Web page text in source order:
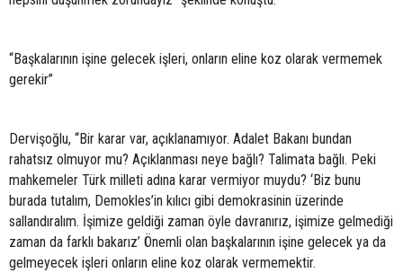
“Başkalarının işine gelecek işleri, onların eline koz olarak vermemek
gerekir”
Dervişoğlu, “Bir karar var, açıklanamıyor. Adalet Bakanı bundan
rahatsız olmuyor mu? Açıklanması neye bağlı? Talimata bağlı. Peki
mahkemeler Türk milleti adına karar vermiyor muydu? ‘Biz bunu
burada tutalım, Demokles’in kılıcı gibi demokrasinin üzerinde
sallandıralım. İşimize geldiği zaman öyle davranırız, işimize gelmediği
zaman da farklı bakarız’ Önemli olan başkalarının işine gelecek ya da
gelmeyecek işleri onların eline koz olarak vermemektir.